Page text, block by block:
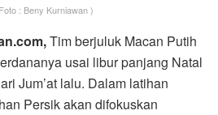
: Beny Kurniawan )
Tim berjuluk Macan Putih
usai libur panjang Natal
Jum’at lalu. Dalam latihan
Persik akan difokuskan